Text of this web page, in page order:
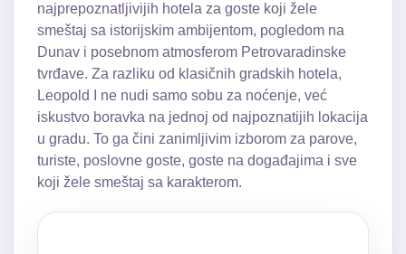
najprepoznatljivijih hotela za goste koji žele
smeštaj sa istorijskim ambijentom, pogledom na
Dunav i posebnom atmosferom Petrovaradinske
tvrđave. Za razliku od klasičnih gradskih hotela,
Leopold I ne nudi samo sobu za noćenje, već
iskustvo boravka na jednoj od najpoznatijih lokacija
u gradu. To ga čini zanimljivim izborom za parove,
turiste, poslovne goste, goste na događajima i sve
koji žele smeštaj sa karakterom.